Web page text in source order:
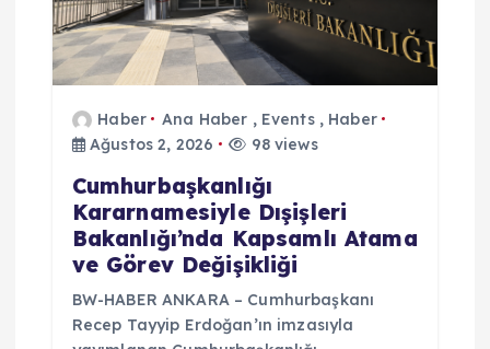
Haber Ana Haber , Events, Haber
Ağustos 2, 2026
98 views
Cumhurbaşkanlığı
Kararnamesiyle Dışişleri
Bakanlığı’nda Kapsamlı Atama
ve Görev Değişikliği
BW-HABER ANKARA – Cumhurbaşkanı
Recep Tayyip Erdoğan’ın imzasıyla